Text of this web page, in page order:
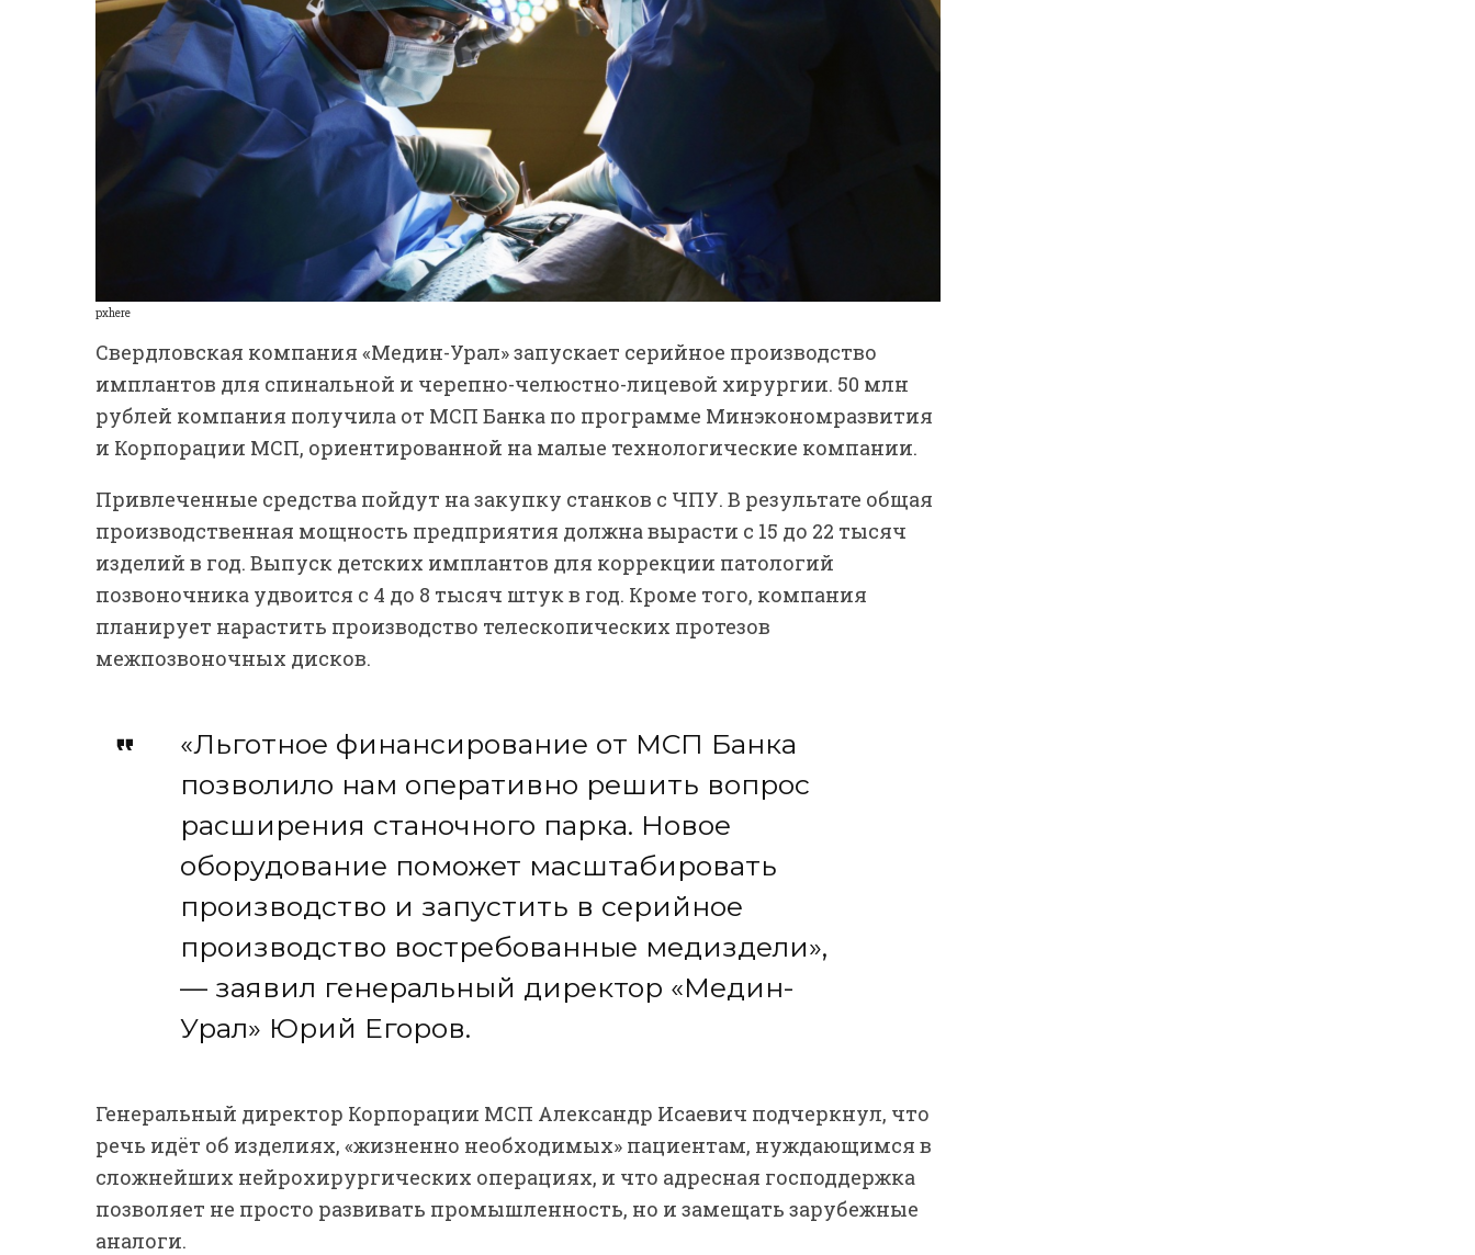
pxhere
Свердловская компания «Медин-Урал» запускает серийное производство
имплантов для спинальной и черепно-челюстно-лицевой хирургии. 50 млн
рублей компания получила от МСП Банка по программе Минэкономразвития
и Корпорации МСП, ориентированной на малые технологические компании.
Привлеченные средства пойдут на закупку станков с ЧПУ. В результате общая
производственная мощность предприятия должна вырасти с 15 до 22 тысяч
изделий в год. Выпуск детских имплантов для коррекции патологий
позвоночника удвоится с 4 до 8 тысяч штук в год. Кроме того, компания
планирует нарастить производство телескопических протезов
межпозвоночных дисков.
«Льготное финансирование от МСП Банка
позволило нам оперативно решить вопрос
расширения станочного парка. Новое
оборудование поможет масштабировать
производство и запустить в серийное
производство востребованные медиздели»,
— заявил генеральный директор «Медин-
Урал» Юрий Егоров.
Генеральный директор Корпорации МСП Александр Исаевич подчеркнул, что
речь идёт об изделиях, «жизненно необходимых» пациентам, нуждающимся в
сложнейших нейрохирургических операциях, и что адресная господдержка
позволяет не просто развивать промышленность, но и замещать зарубежные
аналоги.